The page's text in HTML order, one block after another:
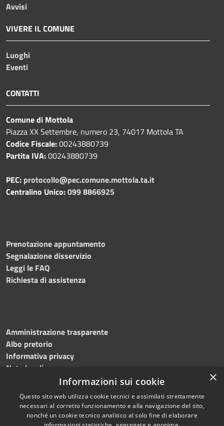
Avvisi
VIVERE IL COMUNE
Luoghi
Eventi
CONTATTI
Comune di Mottola
Piazza XX Settembre, numero 23, 74017 Mottola TA
Codice Fiscale:00243880739
Partita IVA:00243880739
PEC: protocollo@pec.comune.mottola.ta.it
Centralino Unico:099 8866925
Prenotazione appuntamento
Segnalazione disservizio
Leggi le FAQ
Richiesta di assistenza
Amministrazione trasparente
Albo pretorio
Informativa privacy
Note legali
Dichiarazione di accessibilità
×
Informazioni sui cookie
Questo sito web utilizza cookie tecnici e assimilati strettamente
necessari al corretto funzionamento e alla navigazione del sito,
nonché un cookie tecnico analitico al solo fine di elaborare